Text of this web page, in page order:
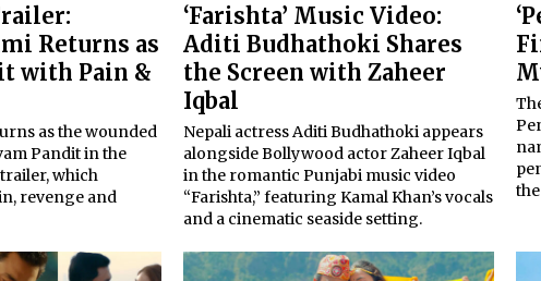
Returns as
with Pain &
as the wounded
Pandit in the
which
revenge and
‘Farishta’ Music Video:
Aditi Budhathoki Shares
the Screen with Zaheer
Iqbal
Nepali actress Aditi Budhathoki appears
alongside Bollywood actor Zaheer Iqbal
in the romantic Punjabi music video
“Farishta,” featuring Kamal Khan’s vocals
and a cinematic seaside setting.